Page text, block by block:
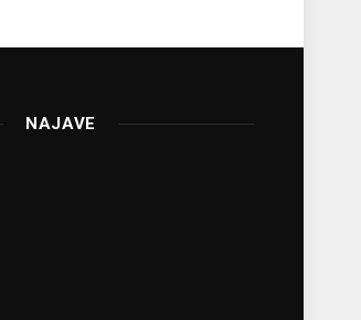
NAJAVE